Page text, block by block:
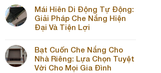
Mái Hiên Di Động Tự Động:
Giải Pháp Che Nắng Hiện
Đại Và Tiện Lợi
Bạt Cuốn Che Nắng Cho
Nhà Riêng: Lựa Chọn Tuyệt
Vời Cho Mọi Gia Đình